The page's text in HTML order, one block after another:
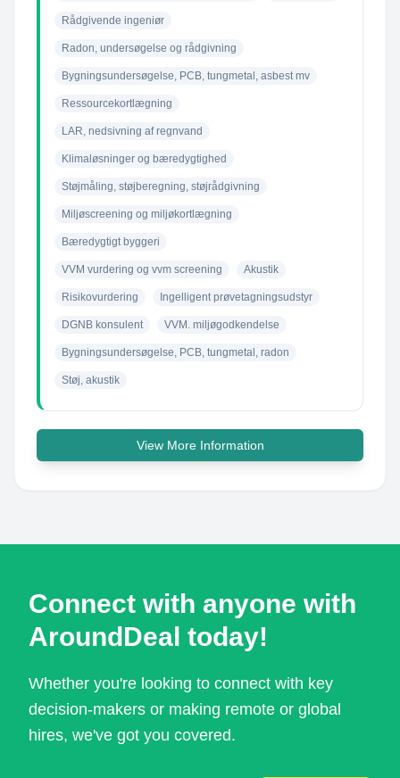
Rådgivende ingeniør
Radon, undersøgelse og rådgivning
Bygningsundersøgelse, PCB, tungmetal, asbest mv
Ressourcekortlægning
LAR, nedsivning af regnvand
Klimaløsninger og bæredygtighed
Støjmåling, støjberegning, støjrådgivning
Miljøscreening og miljøkortlægning
Bæredygtigt byggeri
VVM vurdering og vvm screening Akustik
Risikovurdering Ingelligent prøvetagningsudstyr
DGNB konsulent VVM. miljøgodkendelse
Bygningsundersøgelse, PCB, tungmetal, radon
Støj, akustik
View More Information
Connect with anyone with
AroundDeal today!
Whether you're looking to connect with key
decision-makers or making remote or global
hires, we've got you covered.